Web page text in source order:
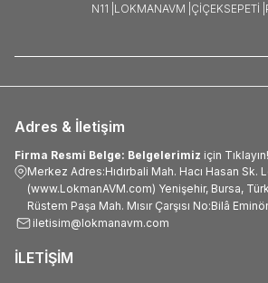
N11 | LOKMANAVM | ÇIÇEKSEPETI |
Adres & İletişim
Firma Resmi Belge: Belgelerimiz için Tıklayın!
Merkez Adres:Hıdırbali Mah. Hacı Hasan Sk.
(www.LokmanAVM.com) Yenişehir, Bursa,
Rüstem Paşa Mah. Mısır Çarşısı No:Bilâ
iletisim@lokmanavm.com
İLETİŞİM